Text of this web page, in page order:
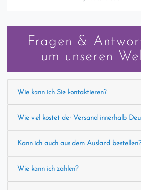
Fragen &
um unseren
Wie kann ich Sie kontaktieren?
Wie viel kostet der Versand innerhalb
Kann ich auch aus dem Ausland bestellen?
Wie kann ich zahlen?